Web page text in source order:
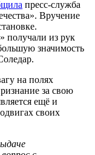
пресс-служба
Вручение
получали из рук
значимость
на полях
за свою
ещё и
своих